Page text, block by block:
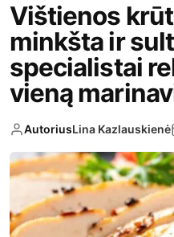
Vištienos
minkšta ir
specialistai
vieną
AutoriusLina Kazlauskienė